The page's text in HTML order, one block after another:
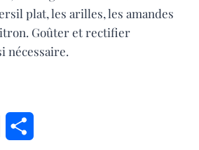
plat, les arilles, les amandes
Goûter et rectifier
nécessaire.